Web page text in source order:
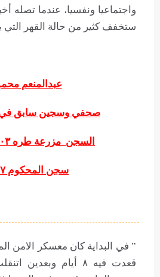
واجتماعيا ونفسيا، عندما تصله
ستخفف كثير من حالة القهر التي
عبدالمنعم
صحفي وسجين سابق في
السجن مزرعة طره ٢٠٠٣ و ٢٠٠٦
سجن المحكوم ٢٠٠٧
” في البداية كان معسكر الامن
قعدت فيه ٨ أيام